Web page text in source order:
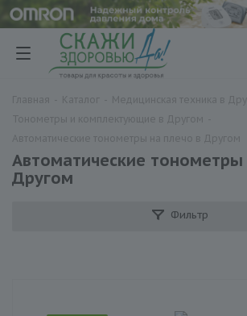
Автоматические тонометры
Другом
Фильтр